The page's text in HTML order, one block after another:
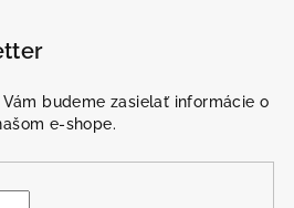
budeme zasielať informácie o
e-shope.